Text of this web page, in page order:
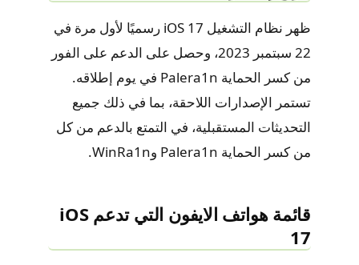
ظهر نظام التشغيل iOS 17 رسميًا لأول مرة في
22 سبتمبر 2023، وحصل على الدعم على الفور
من كسر الحماية Palera1n في يوم إطلاقه.
تستمر الإصدارات اللاحقة، بما في ذلك جميع
التحديثات المستقبلية، في التمتع بالدعم من كل
من كسر الحماية Palera1n وWinRa1n.
قائمة هواتف الايفون التي تدعم iOS
17